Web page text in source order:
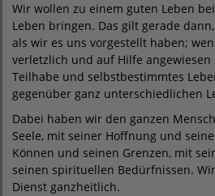
Wir wollen zu einem guten Leben
Leben bringen. Das gilt gerade
als wir es uns vorgestellt haben;
verletzlich und auf Hilfe
Teilhabe und selbstbestimmtes
gegenüber ganz unterschiedlichen
Dabei haben wir den ganzen
Seele, mit seiner Hoffnung und
Können und seinen Grenzen, mit
seinen spirituellen Bedürfnissen.
Dienst ganzheitlich.